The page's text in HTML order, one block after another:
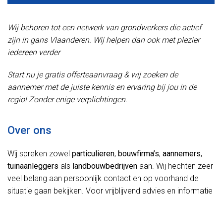
Wij behoren tot een netwerk van grondwerkers die actief
zijn in gans Vlaanderen. Wij helpen dan ook met plezier
iedereen verder
Start nu je gratis offerteaanvraag & wij zoeken de
aannemer met de juiste kennis en ervaring bij jou in de
regio! Zonder enige verplichtingen.
Over ons
Wij spreken zowel particulieren, bouwfirma’s, aannemers,
tuinaanleggers als landbouwbedrijven aan. Wij hechten zeer
veel belang aan persoonlijk contact en op voorhand de
situatie gaan bekijken. Voor vrijblijvend advies en informatie